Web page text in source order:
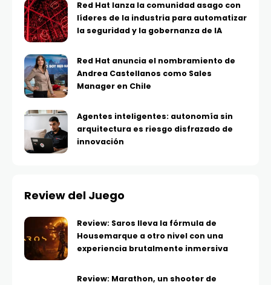
Red Hat lanza la comunidad asago con
líderes de la industria para automatizar
la seguridad y la gobernanza de IA
Red Hat anuncia el nombramiento de
Andrea Castellanos como Sales
Manager en Chile
Agentes inteligentes: autonomía sin
arquitectura es riesgo disfrazado de
innovación
Review del Juego
Review: Saros lleva la fórmula de
Housemarque a otro nivel con una
experiencia brutalmente inmersiva
Review: Marathon, un shooter de